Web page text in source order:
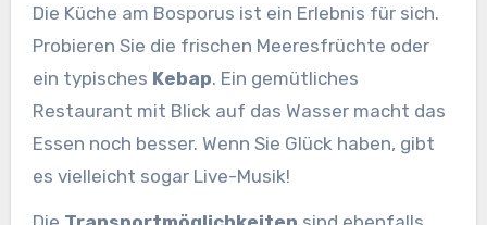
Die Küche am Bosporus ist ein Erlebnis für sich.
Probieren Sie die frischen Meeresfrüchte oder
ein typisches Kebap. Ein gemütliches
Restaurant mit Blick auf das Wasser macht das
Essen noch besser. Wenn Sie Glück haben, gibt
es vielleicht sogar Live-Musik!